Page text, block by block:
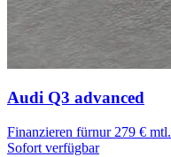
Audi Q3 advanced
Finanzieren fürnur 279 € mtl.
Sofort verfügbar